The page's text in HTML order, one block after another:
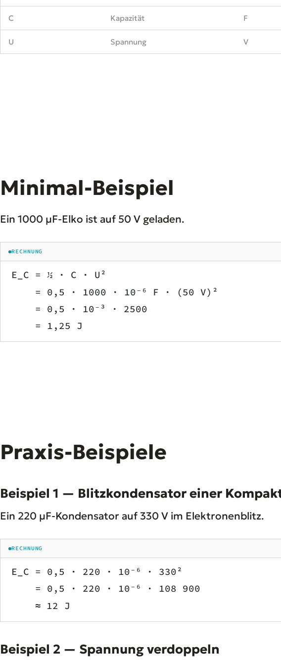
C Kapazität F
U Spannung V
Minimal-Beispiel
Ein 1000 µF-Elko ist auf 50 V geladen.
RECHNUNG
E_C = ½ · C · U²
    = 0,5 · 1000 · 10⁻⁶ F · (50 V)²
    = 0,5 · 10⁻³ · 2500
    = 1,25 J
Praxis-Beispiele
Beispiel 1 — Blitzkondensator einer
Ein 220 µF-Kondensator auf 330 V im Elektronenblitz.
RECHNUNG
E_C = 0,5 · 220 · 10⁻⁶ · 330²
    = 0,5 · 220 · 10⁻⁶ · 108 900
    ≈ 12 J
Beispiel 2 — Spannung verdoppeln